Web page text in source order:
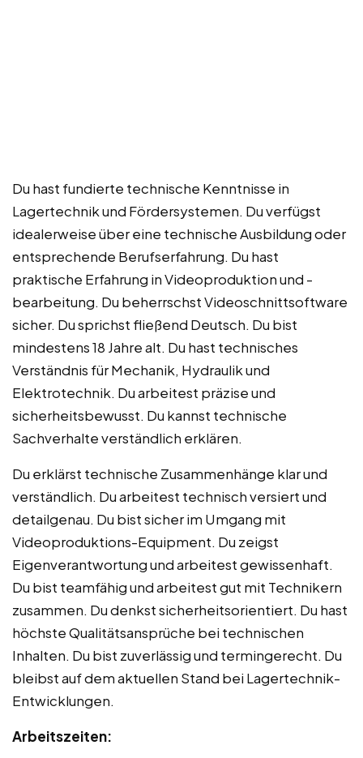
Du hast fundierte technische Kenntnisse in
Lagertechnik und Fördersystemen. Du verfügst
idealerweise über eine technische Ausbildung oder
entsprechende Berufserfahrung. Du hast
praktische Erfahrung in Videoproduktion und -
bearbeitung. Du beherrschst Videoschnittsoftware
sicher. Du sprichst fließend Deutsch. Du bist
mindestens 18 Jahre alt. Du hast technisches
Verständnis für Mechanik, Hydraulik und
Elektrotechnik. Du arbeitest präzise und
sicherheitsbewusst. Du kannst technische
Sachverhalte verständlich erklären.
Du erklärst technische Zusammenhänge klar und
verständlich. Du arbeitest technisch versiert und
detailgenau. Du bist sicher im Umgang mit
Videoproduktions-Equipment. Du zeigst
Eigenverantwortung und arbeitest gewissenhaft.
Du bist teamfähig und arbeitest gut mit Technikern
zusammen. Du denkst sicherheitsorientiert. Du hast
höchste Qualitätsansprüche bei technischen
Inhalten. Du bist zuverlässig und termingerecht. Du
bleibst auf dem aktuellen Stand bei Lagertechnik-
Entwicklungen.
Arbeitszeiten: